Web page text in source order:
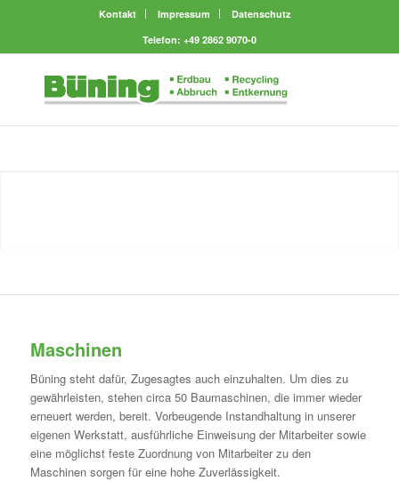
Kontakt Impressum
Datenschutz
Telefon: +49 2862 9070-0
Maschinen
Büning steht dafür, Zugesagtes auch einzuhalten. Um dies zu
gewährleisten, stehen circa 50 Baumaschinen, die immer wieder
erneuert werden, bereit. Vorbeugende Instandhaltung in unserer
eigenen Werkstatt, ausführliche Einweisung der Mitarbeiter sowie
eine möglichst feste Zuordnung von Mitarbeiter zu den
Maschinen sorgen für eine hohe Zuverlässigkeit.